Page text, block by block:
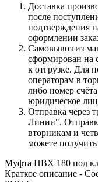
Доставка
после
подтверждения
оформлении
Самовывоз из
сформирован на
к отгрузке. Для
операторам в
либо номер
юридическое
Отправка через
Линии".
вторникам и
можете
Муфта ПВХ 180 под
Краткое описание -